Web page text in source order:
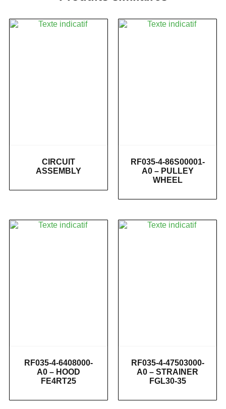
CIRCUIT
ASSEMBLY
RF035-4-86S00001-
A0 – PULLEY
WHEEL
RF035-4-6408000-
A0 – HOOD
FE4RT25
RF035-4-47503000-
A0 – STRAINER
FGL30-35